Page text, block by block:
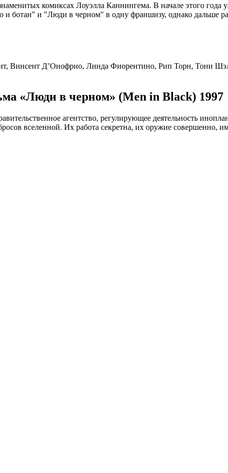
комиксах Лоуэлла Каннингема. В начале этого года
и ботан" и "Люди в черном" в одну франшизу, однако дальше
Винсент Д’Онофрио, Линда Фиорентино, Рип Торн, Тони
«Люди в черном» (Men in Black) 1997
агентство, регулирующее деятельность
вселенной. Их работа секретна, их оружие совершенно,